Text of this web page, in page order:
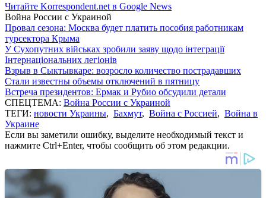
Читайте Korrespondent.net в Google News
Война России с Украиной
Провал сезона: Москва будет платить пособия работникам
турсектора Крыма
У Сухопутних військах зробили заяву щодо інтеграції
Інтернаціональних легіонів
Взрыв в Сыктывкаре: возросло количество пострадавших
Стали известны объемы отключений в пятницу
Встреча президентов: Ермак и Рубио обсудили детали
СПЕЦТЕМА: Война России с Украиной
ТЕГИ: новости Украины, Бахмут, Война с Россией, Война в
Украине
Если вы заметили ошибку, выделите необходимый текст и
нажмите Ctrl+Enter, чтобы сообщить об этом редакции.